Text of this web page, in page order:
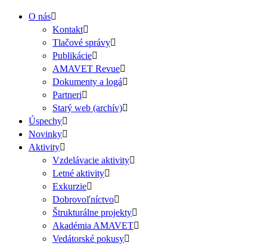
O nás
Kontakt
Tlačové správy
Publikácie
AMAVET Revue
Dokumenty a logá
Partneri
Starý web (archív)
Úspechy
Novinky
Aktivity
Vzdelávacie aktivity
Letné aktivity
Exkurzie
Dobrovoľníctvo
Štrukturálne projekty
Akadémia AMAVET
Vedátorské pokusy